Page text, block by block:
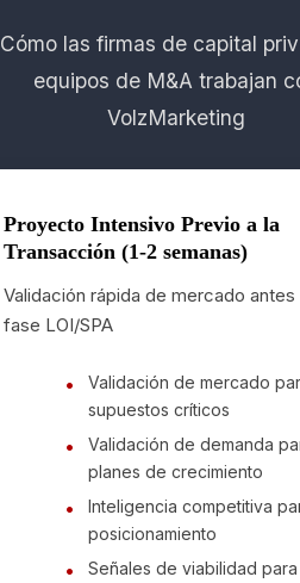
Cómo las firmas de capital
equipos de M&A trabajan
VolzMarketing
Proyecto Intensivo Previo a la
Transacción (1-2 semanas)
Validación rápida de mercado antes
fase LOI/SPA
Validación de mercado
supuestos críticos
Validación de demanda
planes de crecimiento
Inteligencia competitiva
posicionamiento
Señales de viabilidad para